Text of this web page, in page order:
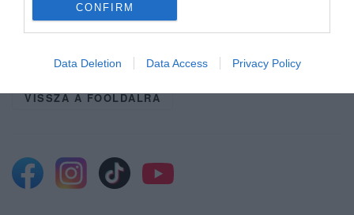
CONFIRM
Data Deletion Data Access Privacy Policy
Ne maradjon le a legfrissebb hírekről, kövessen
VISSZA A FŐOLDALRA